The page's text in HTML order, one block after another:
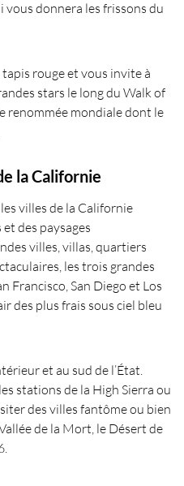
donnera les frissons du
tapis rouge et vous invite à
stars le long du Walk of
renommée mondiale dont le
la Californie
villes de la Californie
des paysages
villes, villas, quartiers
les trois grandes
Francisco, San Diego et Los
des plus frais sous ciel bleu
et au sud de l’État.
stations de la High Sierra ou
des villes fantôme ou bien
de la Mort, le Désert de